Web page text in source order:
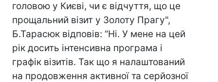
головою у Києві, чи є відчуття, що це
прощальний візит у Золоту Прагу",
Б.Тарасюк відповів: “Ні. У мене на цей
рік досить інтенсивна програма і
графік візитів. Так що я налаштований
на продовження активної та серйозної